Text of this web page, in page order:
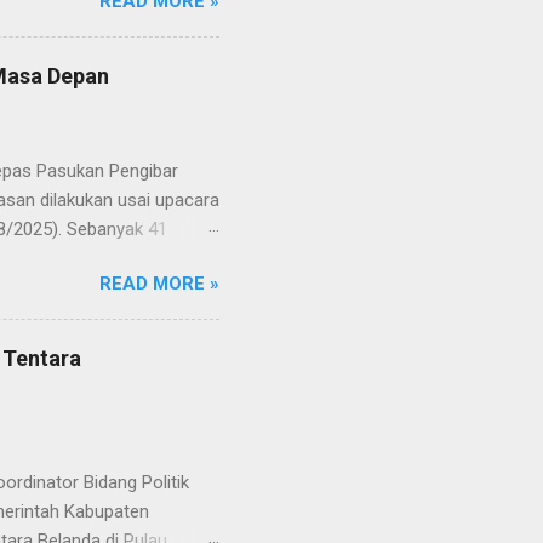
menuntaskan
kebangsaan yang
rasa bangga dan
pelatih, serta para
Depan
Pasukan Pengibar
dilakukan usai upacara
2025). Sebanyak 41
menuntaskan
kebangsaan yang
rasa bangga dan
pelatih, serta para
generasi penerus
READ MORE »
Bidang Politik
Kabupaten